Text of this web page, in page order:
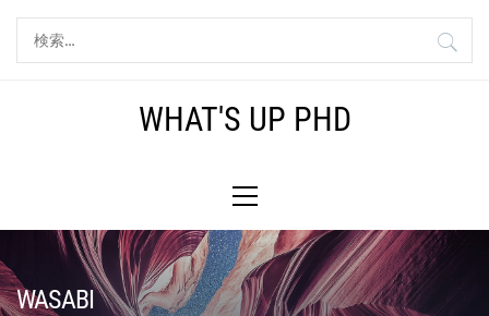
ッ
プ
索:
WHAT'S UP PHD
イ
メ
ニ
ュ
WASABI